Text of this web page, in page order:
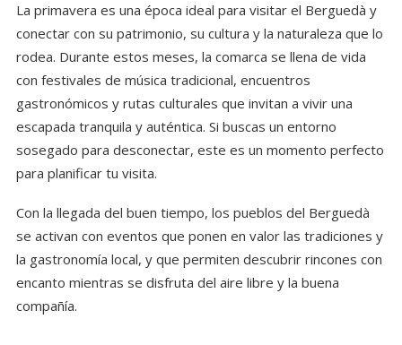
La primavera es una época ideal para visitar el Berguedà y
conectar con su patrimonio, su cultura y la naturaleza que lo
rodea. Durante estos meses, la comarca se llena de vida
con festivales de música tradicional, encuentros
gastronómicos y rutas culturales que invitan a vivir una
escapada tranquila y auténtica. Si buscas un entorno
sosegado para desconectar, este es un momento perfecto
para planificar tu visita.
Con la llegada del buen tiempo, los pueblos del Berguedà
se activan con eventos que ponen en valor las tradiciones y
la gastronomía local, y que permiten descubrir rincones con
encanto mientras se disfruta del aire libre y la buena
compañía.